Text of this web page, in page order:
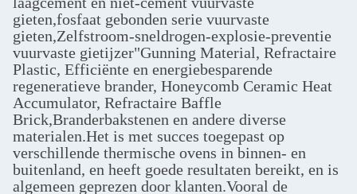
gieten,fosfaat gebonden serie vuurvaste
gieten,Zelfstroom-sneldrogen-explosie-preventie
vuurvaste gietijzer"Gunning Material, Refractaire
Plastic, Efficiënte en energiebesparende
regeneratieve brander, Honeycomb Ceramic Heat
Accumulator, Refractaire Baffle
Brick,Branderbakstenen en andere diverse
materialen.Het is met succes toegepast op
verschillende thermische ovens in binnen- en
buitenland, en heeft goede resultaten bereikt, en is
algemeen geprezen door klanten.Vooral de